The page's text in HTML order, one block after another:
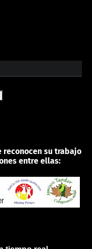
reconocen su trabajo
entre ellas: